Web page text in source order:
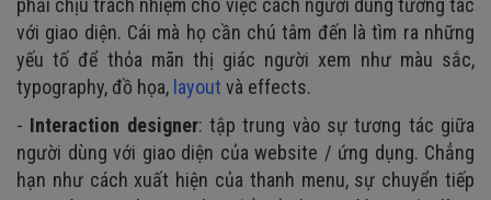
phải chịu trách nhiệm cho việc cách người dùng tương tác
với giao diện. Cái mà họ cần chú tâm đến là tìm ra những
yếu tố để thỏa mãn thị giác người xem như màu sắc,
typography, đồ họa, layout và effects.
- Interaction designer: tập trung vào sự tương tác giữa
người dùng với giao diện của website / ứng dụng. Chẳng
hạn như cách xuất hiện của thanh menu, sự chuyển tiếp